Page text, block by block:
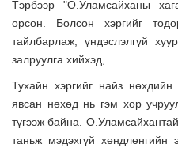
Тэрбээр "О.Уламсайханы
орсон. Болсон хэргийг
тайлбарлаж, үндэслэлгүй
залруулга хийхэд,
Тухайн хэргийг найз
явсан нөхөд нь гэм хор
түгээж байна.
таньж мэдэхгүй хөндлөнгийн